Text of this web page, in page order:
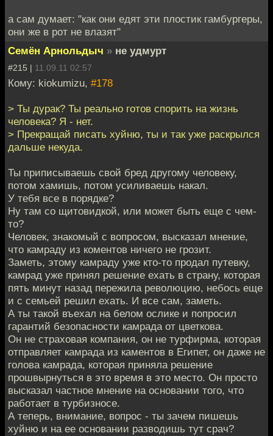
а сам думает: "как они едят эти плостик гамбургеры,
они же в рот не влазят"
Семён Арнольдыч » не удмурт
#215 | 11.09.11 02:57
Кому: kiokumizu, #178
> Ты дурак? Ты реально готов спорить на жизнь
человека? Я - нет.
> Прекращай писать хуйню, ты и так уже раскрылся
дальше некуда.
Ты приписываешь свой бред другому человеку,
потом хамишь, потом усиливаешь накал.
У тебя все в порядке?
Ну там со щитовидкой, или может быть еще с чем-
то?
Человек, знакомый с вопросом, высказал мнение,
что камраду из коментов ничего не грозит.
Заметь, этому камраду уже кто-то продал путевку,
камрад уже принял решение ехать в страну, которая
пять минут назад пережила революцию, небось еще
и с семьей решил ехать. И все сам, заметь.
А ты такой въехал на белом ослике и попросил
гарантий безопасности камрада от цветкова.
Он не страховая компания, он не турфирма, которая
отправляет камрада из каментов в Египет, он даже не
голова камрада, которая приняла решение
прошвырнуться в это время в это место. Он просто
высказал частное мнение на основании того, что
работает в турбизносе.
А теперь, внимание, вопрос - ты зачем пишешь
хуйню и на ее основании разводишь тут срач?